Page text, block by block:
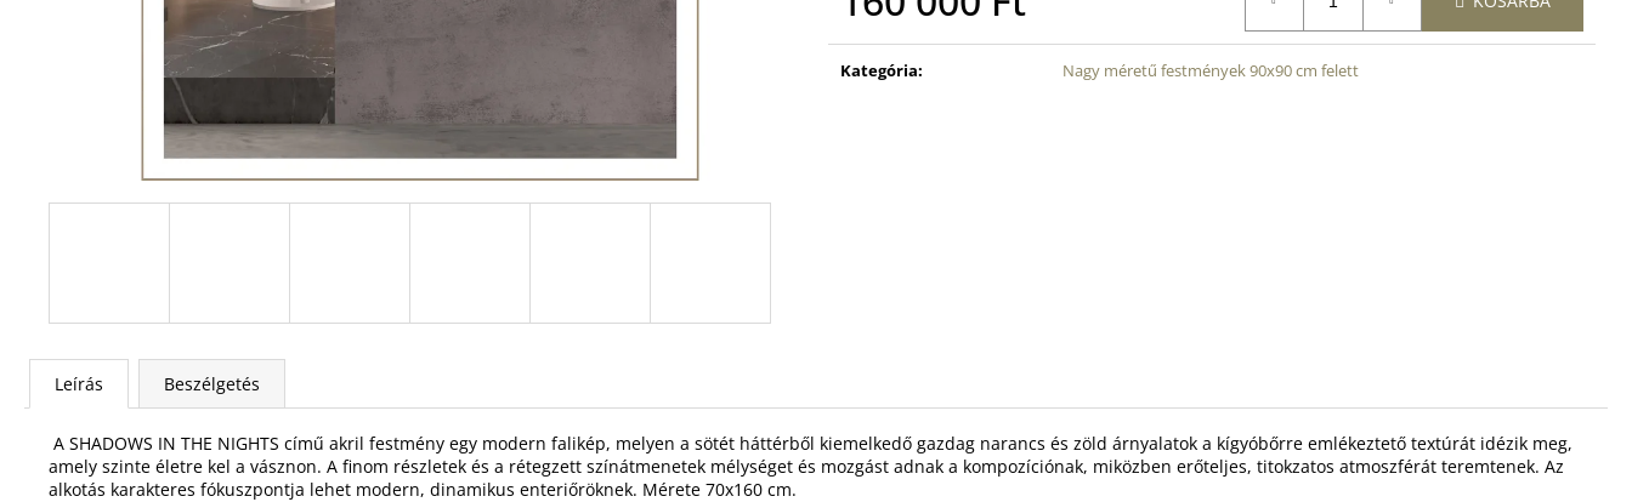
Kategória: Nagy méretű festmények 90x90 cm felett
Leírás Beszélgetés
A SHADOWS IN THE NIGHTS című akril festmény egy modern falikép, melyen a sötét háttérből kiemelkedő gazdag narancs és zöld árnyalatok a kígyóbőrre emlékeztető textúrát idézik meg,
amely szinte életre kel a vásznon. A finom részletek és a rétegzett színátmenetek mélységet és mozgást adnak a kompozíciónak, miközben erőteljes, titokzatos atmoszférát teremtenek. Az
alkotás karakteres fókuszpontja lehet modern, dinamikus enteriőröknek. Mérete 70x160 cm.